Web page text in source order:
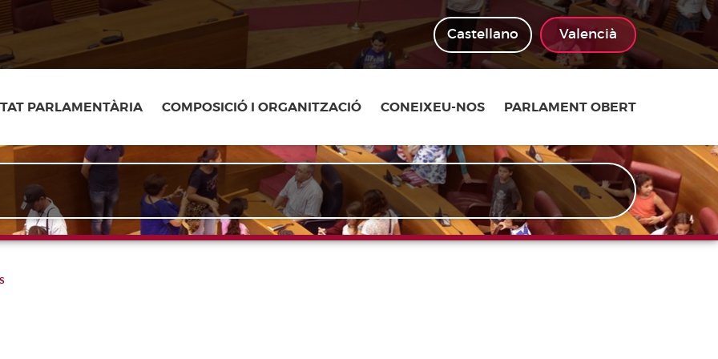
Castellano Valencià
PARLAMENTÀRIA COMPOSICIÓ I ORGANITZACIÓ CONEIXEU-NOS PARLAMENT OBERT